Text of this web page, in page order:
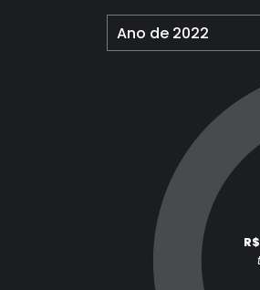
Ano de 2022
R$